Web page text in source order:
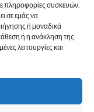
πληροφορίες συσκευών.
σε εμάς να
ή μοναδικά
ή η ανάκληση της
λειτουργίες και